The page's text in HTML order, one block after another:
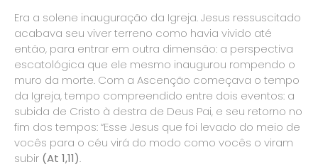
Era a solene inauguração da Igreja. Jesus ressuscitado
acabava seu viver terreno como havia vivido até
então, para entrar em outra dimensão: a perspectiva
escatológica que ele mesmo inaugurou rompendo o
muro da morte. Com a Ascenção começava o tempo
da Igreja, tempo compreendido entre dois eventos: a
subida de Cristo à destra de Deus Pai, e seu retorno no
fim dos tempos: “Esse Jesus que foi levado do meio de
vocês para o céu virá do modo como vocês o viram
subir (At 1,11).